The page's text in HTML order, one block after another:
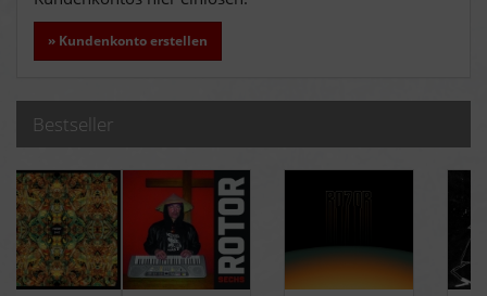
» Kundenkonto erstellen
Bestseller